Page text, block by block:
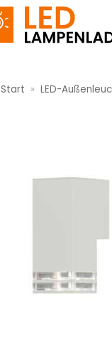
Start » LED-